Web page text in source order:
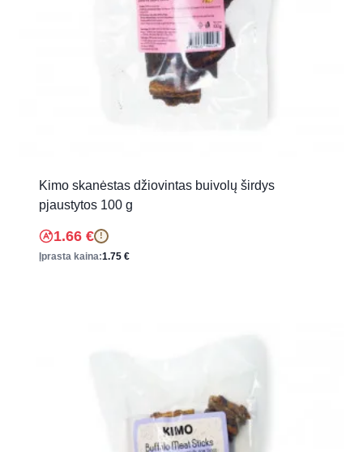
Kimo skanėstas džiovintas buivolų širdys
pjaustytos 100 g
1.66 € !
Įprasta kaina:1.75 €